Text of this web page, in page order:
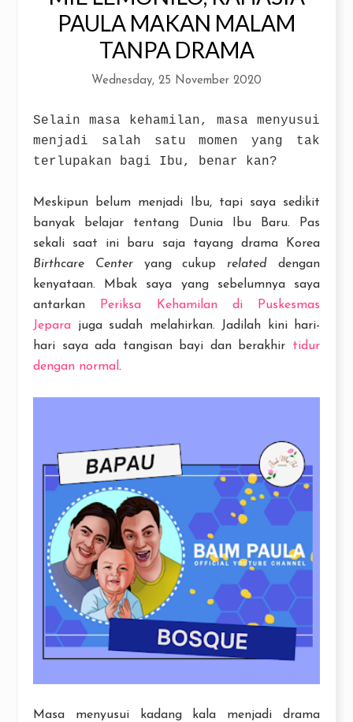
PAULA MAKAN MALAM
TANPA DRAMA
Wednesday, 25 November 2020
Selain masa kehamilan, masa menyusui
menjadi salah satu momen yang tak
terlupakan bagi Ibu, benar kan?
Meskipun belum menjadi Ibu, tapi saya sedikit
banyak belajar tentang Dunia Ibu Baru. Pas
sekali saat ini baru saja tayang drama Korea
Birthcare Centeryang cukup related dengan
kenyataan. Mbak saya yang sebelumnya saya
antarkan
Periksa Kehamilan di Puskesmas
Jepara juga sudah melahirkan. Jadilah kini hari-
hari saya ada tangisan bayi dan berakhir tidur
dengan normal .
Masa menyusui kadang kala menjadi drama